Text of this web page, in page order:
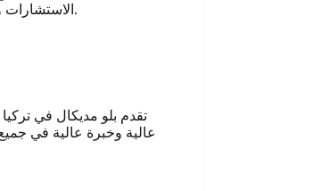
الاستشارات والحلول المناسبة ..فريق متكامل في بلو ميديكال بانتظارك، استفد من خدماتنا ومن التكاليف المميزة والجودة العالية بالعلاج والأساليب المتبعة عالمياً.
تقدم بلو مديكال في
عالية وخبرة عالية في